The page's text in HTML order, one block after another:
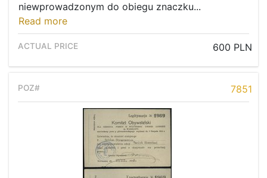
niewprowadzonym do obiegu znaczku...
Read more
600 PLN
7851